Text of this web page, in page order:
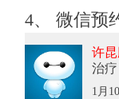
4、 微信预
许
治
1月